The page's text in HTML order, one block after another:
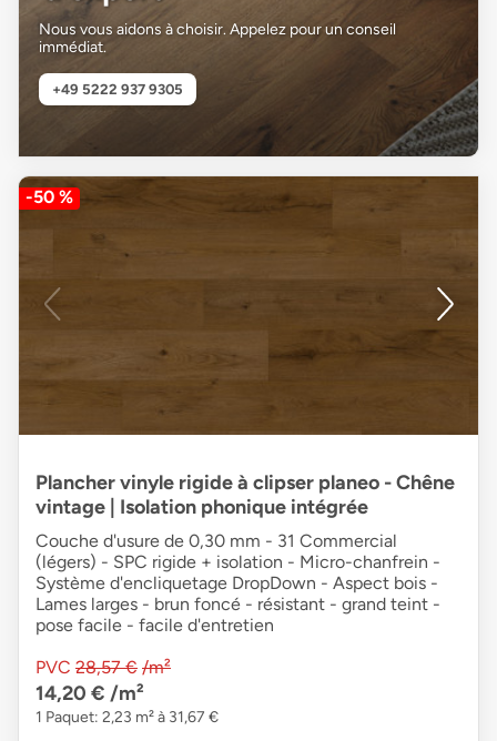
Nous vous aidons à choisir. Appelez pour un conseil
immédiat.
+49 5222 937 9305
-50 %
Plancher vinyle rigide à clipser planeo - Chêne
vintage | Isolation phonique intégrée
Couche d'usure de 0,30 mm - 31 Commercial
(légers) - SPC rigide + isolation - Micro-chanfrein -
Système d'encliquetage DropDown - Aspect bois -
Lames larges - brun foncé - résistant - grand teint -
pose facile - facile d'entretien
PVC 28,57 € /m²
14,20 € /m²
1 Paquet: 2,23 m² à 31,67 €